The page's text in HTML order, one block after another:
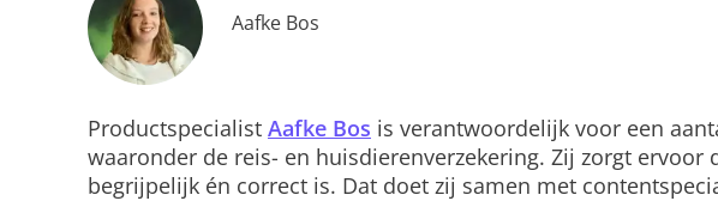
Aafke Bos
Productspecialist Aafke Bos is verantwoordelijk voor een
waaronder de reis- en huisdierenverzekering. Zij zorgt
begrijpelijk én correct is. Dat doet zij samen met